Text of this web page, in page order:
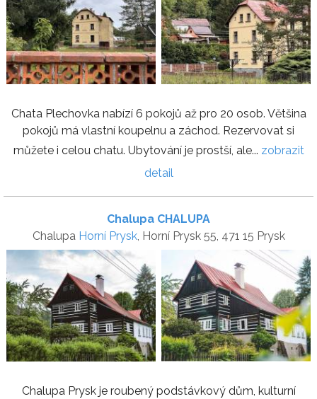
Chata Plechovka nabízí 6 pokojů až pro 20 osob. Většina
pokojů má vlastní koupelnu a záchod. Rezervovat si
můžete i celou chatu. Ubytování je prostší, ale... zobrazit
detail
Chalupa CHALUPA
Chalupa Horní Prysk, Horní Prysk 55, 471 15 Prysk
Chalupa Prysk je roubený podstávkový dům, kulturní